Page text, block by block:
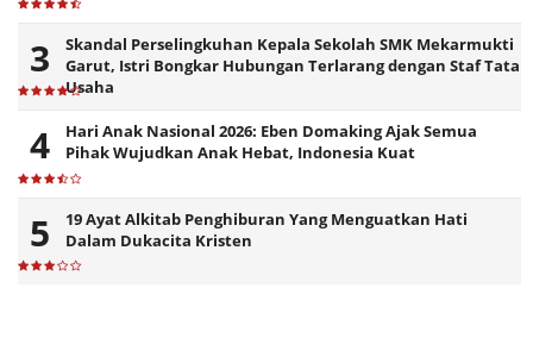
Skandal Perselingkuhan Kepala Sekolah SMK Mekarmukti
Garut, Istri Bongkar Hubungan Terlarang dengan Staf Tata
Usaha
Hari Anak Nasional 2026: Eben Domaking Ajak Semua
Pihak Wujudkan Anak Hebat, Indonesia Kuat
19 Ayat Alkitab Penghiburan Yang Menguatkan Hati
Dalam Dukacita Kristen